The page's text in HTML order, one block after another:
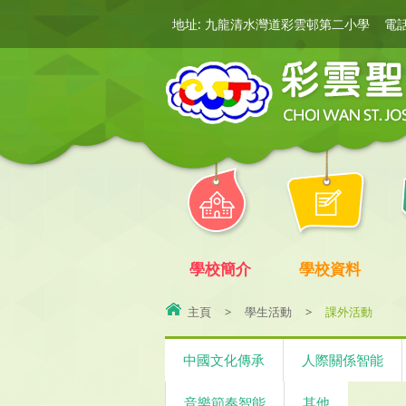
地址: 九龍清水灣道彩雲邨第二小學 電
學校簡介 學校資料
主頁 > 學生活動 > 課外活動
中國文化傳承 人際關係智能
音樂節奏智能 其他